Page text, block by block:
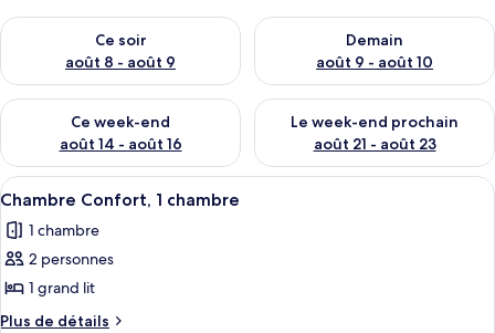
Ce soir
août 8 - août 9
Vérifier la disponibilité pour ce soir août 8 - août 9
Demain
août 9 - août 10
Vérifier la disponibilité pour
Ce week-end
août 14 - août 16
Vérifier la disponibilité pour ce week-end août 14 - août 16
Le week-end prochain
août 21 - août 23
Vérifier la disponibilité pour
Afficher
toutes
les
photos
pour
ce
Un lit simple recouvert d’une
4
Chambre Confort, 1 chambre
1 chambre
2 personnes
1 grand lit
Plus de détails
Plus